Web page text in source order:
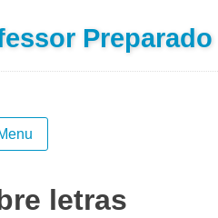
Preparado
letras